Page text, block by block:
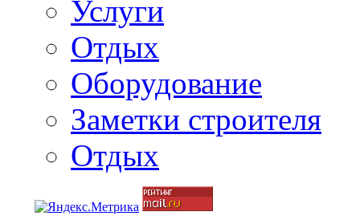
Услуги
Отдых
Оборудование
Заметки строителя
Отдых